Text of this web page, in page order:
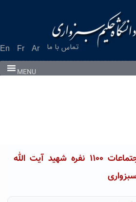
En Fr Ar تماس با ما
MENU
آیین افتتاحیه تالار اجتماعات ۱۱۰۰ نفره شهید آیت الله